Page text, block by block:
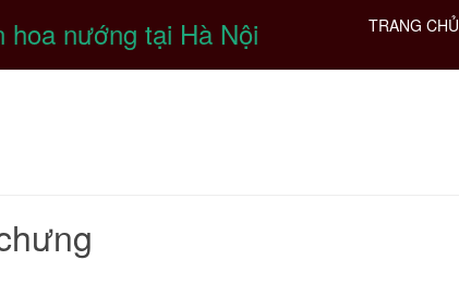
hoa nướng tại Hà Nội TRANG CHỦ